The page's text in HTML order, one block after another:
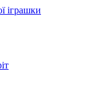
іграшки